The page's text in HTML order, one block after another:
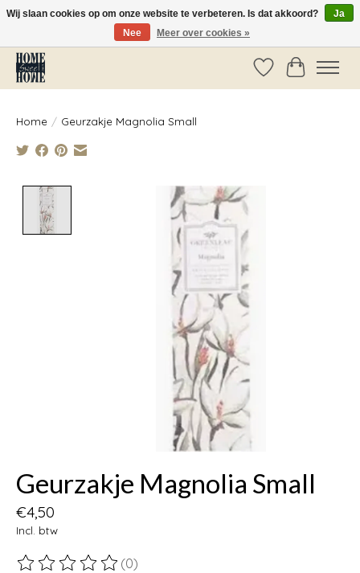
Vóór 14:00 besteld, dezelfde dag verzonden!
Verlanglijst
Home / Geurzakje Magnolia Small
Product image slideshow Items
Geurzakje Magnolia Small
€4,50
Incl. btw
(0)
Wij slaan cookies op om onze website te verbeteren. Is dat akkoord?
Ja
Nee
Meer over cookies »